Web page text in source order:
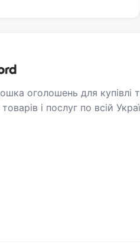
оголошень для купівлі
і послуг по всій